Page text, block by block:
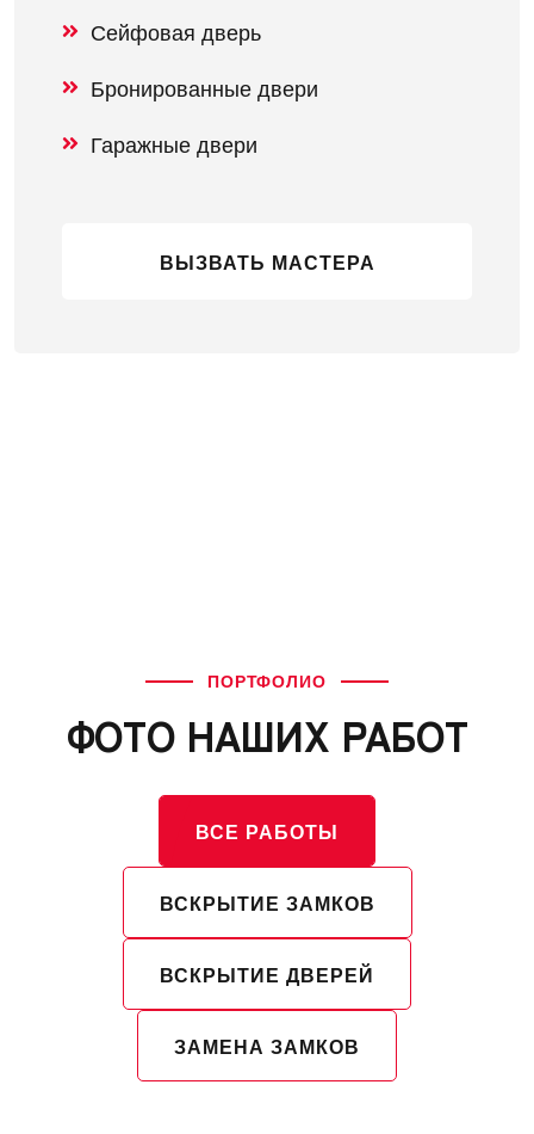
Сейфовая дверь
Бронированные двери
Гаражные двери
ВЫЗВАТЬ МАСТЕРА
ПОРТФОЛИО
ФОТО НАШИХ РАБОТ
ВСЕ РАБОТЫ
ВСКРЫТИЕ ЗАМКОВ
ВСКРЫТИЕ ДВЕРЕЙ
ЗАМЕНА ЗАМКОВ